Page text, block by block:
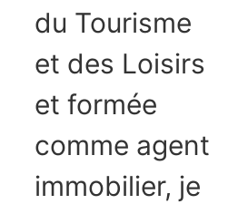
du Tourisme
et des Loisirs
et formée
comme agent
immobilier, je